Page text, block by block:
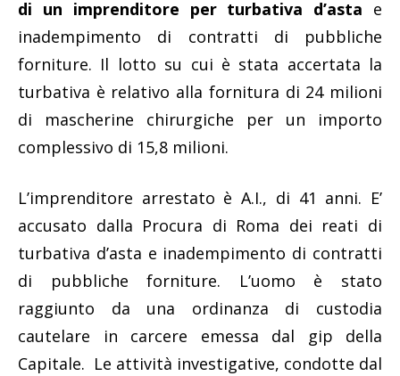
di un imprenditore per turbativa d’asta e
inadempimento di contratti di pubbliche
forniture. Il lotto su cui è stata accertata la
turbativa è relativo alla fornitura di 24 milioni
di mascherine chirurgiche per un importo
complessivo di 15,8 milioni.
L’imprenditore arrestato è A.I., di 41 anni. E’
accusato dalla Procura di Roma dei reati di
turbativa d’asta e inadempimento di contratti
di pubbliche forniture. L’uomo è stato
raggiunto da una ordinanza di custodia
cautelare in carcere emessa dal gip della
Capitale. Le attività investigative, condotte dal